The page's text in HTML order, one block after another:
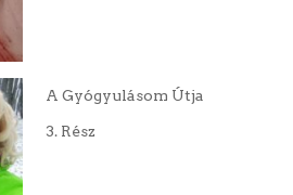
A Gyógyulásom Útja
3. Rész